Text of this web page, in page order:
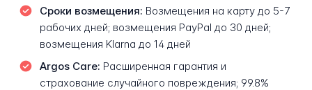
Сроки возмещения: Возмещения на карту до 5-7
рабочих дней; возмещения PayPal до 30 дней;
возмещения Klarna до 14 дней
Argos Care: Расширенная гарантия и
страхование случайного повреждения; 99.8%